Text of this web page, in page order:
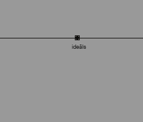
ideāls